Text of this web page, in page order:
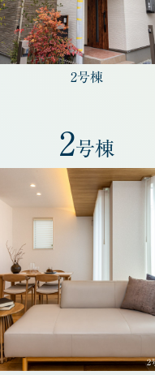
2号棟
2号棟
2号棟リビング・ダイニング